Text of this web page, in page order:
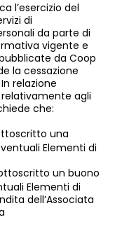
l’esercizio del
di
da parte di
vigente e
da Coop
la cessazione
relazione
relativamente agli
che:
una
Elementi di
un buono
Elementi di
dell’Associata